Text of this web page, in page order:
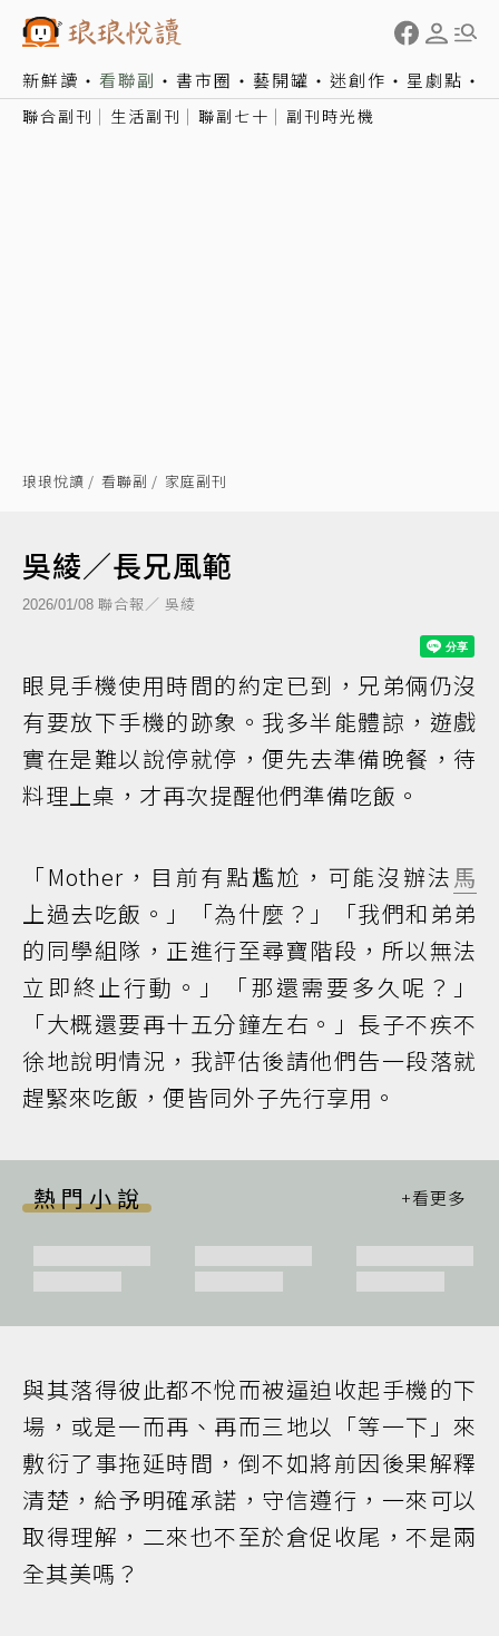
新鮮讀 看聯副 書市圈 藝開罐 迷創作 星劇點
聯合副刊 生活副刊 聯副七十 副刊時光機
琅琅悅讀 看聯副 家庭副刊
吳綾／長兄風範
2026/01/08 聯合報／ 吳綾
眼見手機使用時間的約定已到，兄弟倆仍沒
有要放下手機的跡象。我多半能體諒，遊戲
實在是難以說停就停，便先去準備晚餐，待
料理上桌，才再次提醒他們準備吃飯。
「Mother，目前有點尷尬，可能沒辦法 馬
上過去吃飯。」「為什麼？」「我們和弟弟
的同學組隊，正進行至尋寶階段，所以無法
立即終止行動。」「那還需要多久呢？」
「大概還要再十五分鐘左右。」長子不疾不
徐地說明情況，我評估後請他們告一段落就
趕緊來吃飯，便皆同外子先行享用。
熱門小說
與其落得彼此都不悅而被逼迫收起手機的下
場，或是一而再、再而三地以「等一下」來
敷衍了事拖延時間，倒不如將前因後果解釋
清楚，給予明確承諾，守信遵行，一來可以
取得理解，二來也不至於倉促收尾，不是兩
全其美嗎？